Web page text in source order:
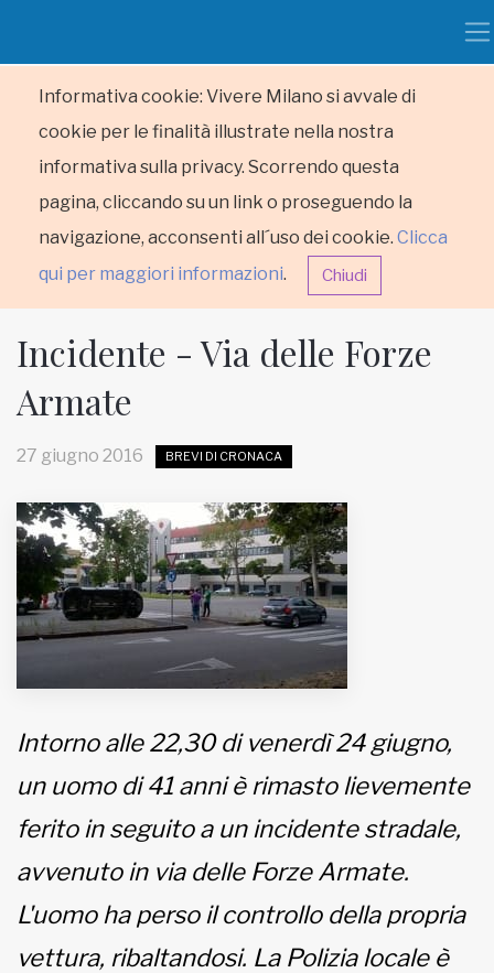
Informativa cookie: Vivere Milano si avvale di
cookie per le finalità illustrate nella nostra
informativa sulla privacy. Scorrendo questa
pagina, cliccando su un link o proseguendo la
navigazione, acconsenti all´uso dei cookie. Clicca
qui per maggiori informazioni. Chiudi
HOME
MUNICIPI
Inviateci le vostre segnalazioni
www.viveremilano.info
Bernardis
Imbonati, 89 20159 Milano (Italia)
Informativa sulla privacy
Incidente - Via delle Forze
Armate
27 giugno 2016 BREVI DI CRONACA
Intorno alle 22,30 di venerdì 24 giugno,
un uomo di 41 anni è rimasto lievemente
ferito in seguito a un incidente stradale,
avvenuto in via delle Forze Armate.
L'uomo ha perso il controllo della propria
vettura, ribaltandosi. La Polizia locale è